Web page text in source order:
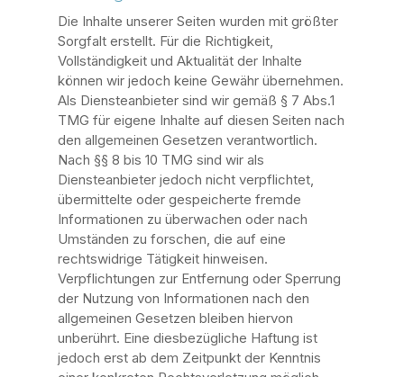
Die Inhalte unserer Seiten wurden mit größter
Sorgfalt erstellt. Für die Richtigkeit,
Vollständigkeit und Aktualität der Inhalte
können wir jedoch keine Gewähr übernehmen.
Als Diensteanbieter sind wir gemäß § 7 Abs.1
TMG für eigene Inhalte auf diesen Seiten nach
den allgemeinen Gesetzen verantwortlich.
Nach §§ 8 bis 10 TMG sind wir als
Diensteanbieter jedoch nicht verpflichtet,
übermittelte oder gespeicherte fremde
Informationen zu überwachen oder nach
Umständen zu forschen, die auf eine
rechtswidrige Tätigkeit hinweisen.
Verpflichtungen zur Entfernung oder Sperrung
der Nutzung von Informationen nach den
allgemeinen Gesetzen bleiben hiervon
unberührt. Eine diesbezügliche Haftung ist
jedoch erst ab dem Zeitpunkt der Kenntnis